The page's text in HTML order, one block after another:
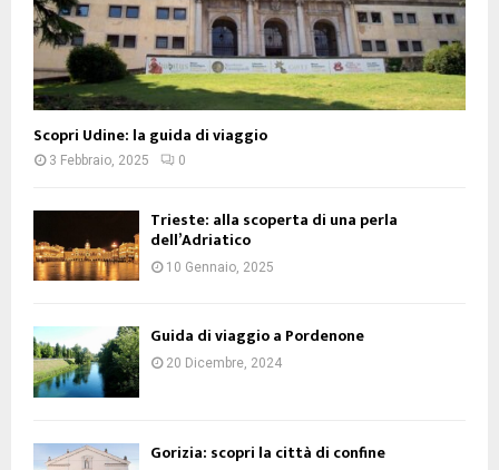
Scopri Udine: la guida di viaggio
3 Febbraio, 2025 0
Trieste: alla scoperta di una perla
dell’Adriatico
10 Gennaio, 2025
Guida di viaggio a Pordenone
20 Dicembre, 2024
Gorizia: scopri la città di confine